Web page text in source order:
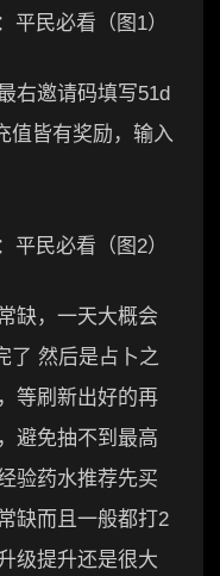
右邀请码填写51d
值皆有奖励，输入
缺，一天大概会
了 然后是占卜之
等刷新出好的再
避免抽不到最高
验药水推荐先买
缺而且一般都打2
级提升还是很大